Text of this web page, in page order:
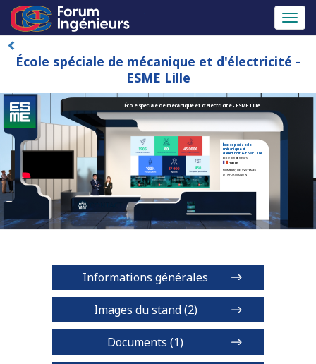
École spéciale de mécanique et d'électricité -
ESME Lille
École spéciale de mécanique et d'électricité - ESME Lille
École spéciale de
mécanique et
d'électricité - ESME Lille
Ecole d'Ingénieurs
France
NUMÉRIQUE, SYSTÈMES
D'INFORMATION
Informations générales
Images du stand (2)
Documents (1)